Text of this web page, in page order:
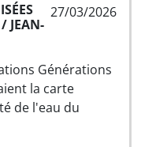
27/03/2026
JEAN-
Générations
la carte
de l'eau du